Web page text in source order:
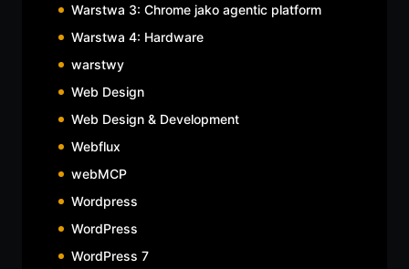
Warstwa 3: Chrome jako agentic platform
Warstwa 4: Hardware
warstwy
Web Design
Web Design & Development
Webflux
webMCP
Wordpress
WordPress
WordPress 7